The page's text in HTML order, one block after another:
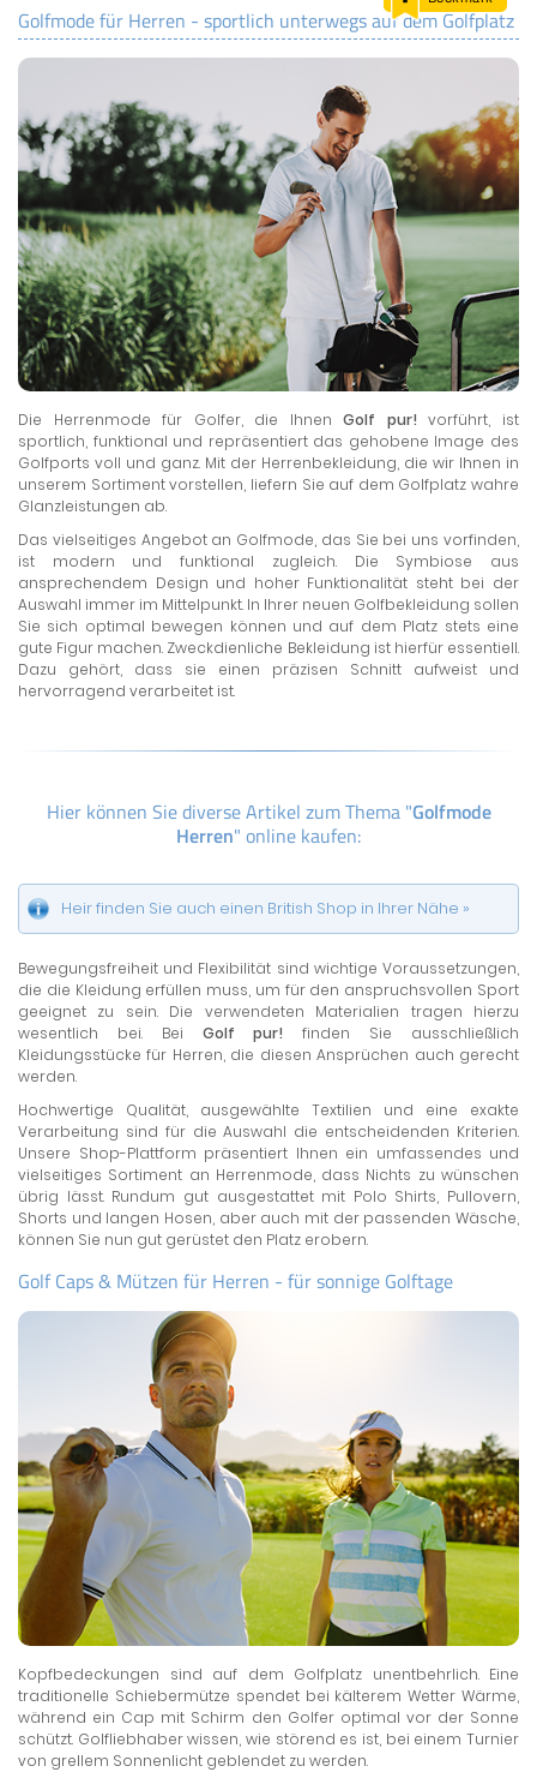
LAND & LEUTE
ENGLAND ZUHAUSE
BRITISH SHOP
Golfmode für Herren - sportlich unterwegs auf dem Golfplatz
Die Herrenmode für Golfer, die IhnenGolf pur! vorführt, ist
sportlich, funktional und repräsentiert das gehobene Image des
Golfports voll und ganz. Mit der Herrenbekleidung, die wir Ihnen in
unserem Sortiment vorstellen, liefern Sie auf dem Golfplatz wahre
Glanzleistungen ab.
Das vielseitiges Angebot an Golfmode, das Sie bei uns vorfinden,
ist modern und funktional zugleich. Die Symbiose aus
ansprechendem Design und hoher Funktionalität steht bei der
Auswahl immer im Mittelpunkt. In Ihrer neuen Golfbekleidung sollen
Sie sich optimal bewegen können und auf dem Platz stets eine
gute Figur machen. Zweckdienliche Bekleidung ist hierfür essentiell.
Dazu gehört, dass sie einen präzisen Schnitt aufweist und
hervorragend verarbeitet ist.
Hier können Sie diverse Artikel zum Thema "Golfmode
Herren" online kaufen:
Heir finden Sie auch einen British Shop in Ihrer Nähe »
Bewegungsfreiheit und Flexibilität sind wichtige Voraussetzungen,
die die Kleidung erfüllen muss, um für den anspruchsvollen Sport
geeignet zu sein. Die verwendeten Materialien tragen hierzu
wesentlich bei. Bei Golf pur! finden Sie ausschließlich
Kleidungsstücke für Herren, die diesen Ansprüchen auch gerecht
werden.
Hochwertige Qualität, ausgewählte Textilien und eine exakte
Verarbeitung sind für die Auswahl die entscheidenden Kriterien.
Unsere Shop-Plattform präsentiert Ihnen ein umfassendes und
vielseitiges Sortiment an Herrenmode, dass Nichts zu wünschen
übrig lässt. Rundum gut ausgestattet mit Polo Shirts, Pullovern,
Shorts und langen Hosen, aber auch mit der passenden Wäsche,
können Sie nun gut gerüstet den Platz erobern.
Golf Caps & Mützen für Herren - für sonnige Golftage
Kopfbedeckungen sind auf dem Golfplatz unentbehrlich. Eine
traditionelle Schiebermütze spendet bei kälterem Wetter Wärme,
während ein Cap mit Schirm den Golfer optimal vor der Sonne
schützt. Golfliebhaber wissen, wie störend es ist, bei einem Turnier
von grellem Sonnenlicht geblendet zu werden.